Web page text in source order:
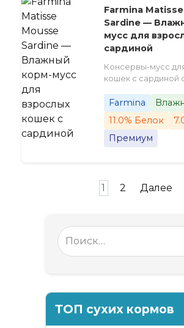
Farmina
Sardine —
мусс для
сардиной
Консервы-мусс
кошек с сардиной
Farmina
11.0% Белок
Премиум
1 2 Далее
Search
for:
ТОП сухих кормов